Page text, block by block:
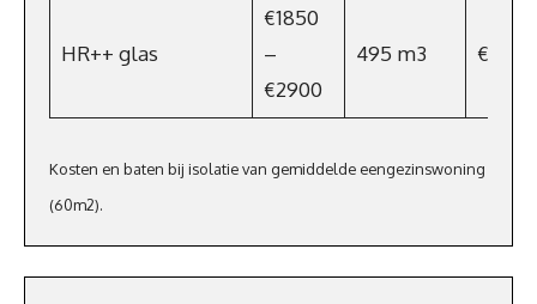
HR++ glas
€1850
–
€2900
495 m3
Kosten en baten bij isolatie van gemiddelde eengezinswoning
(60m2).